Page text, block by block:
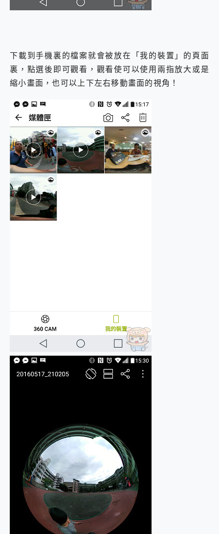
下載到手機裏的檔案就會被放在「我的裝置」的頁面
裏，點選後即可觀看，觀看使可以使用兩指放大或是
縮小畫面，也可以上下左右移動畫面的視角！